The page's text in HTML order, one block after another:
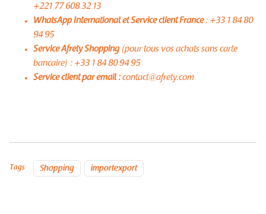
+221 77 608 32 13
WhatsApp International et Service client France : +33 1 84 80
94 95
Service Afrety Shopping (pour tous vos achats sans carte
bancaire) : +33 1 84 80 94 95
Service client par email :contact@afrety.com
Tags Shopping importexport